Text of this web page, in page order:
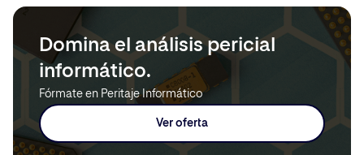
Domina el análisis pericial
informático.
Fórmate en Peritaje Informático
Ver oferta